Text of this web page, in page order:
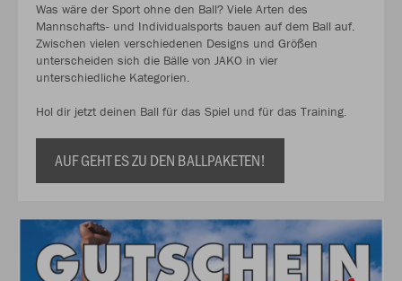
Was wäre der Sport ohne den Ball? Viele Arten des
Mannschafts- und Individualsports bauen auf dem Ball auf.
Zwischen vielen verschiedenen Designs und Größen
unterscheiden sich die Bälle von JAKO in vier
unterschiedliche Kategorien.
Hol dir jetzt deinen Ball für das Spiel und für das Training.
AUF GEHT ES ZU DEN BALLPAKETEN!